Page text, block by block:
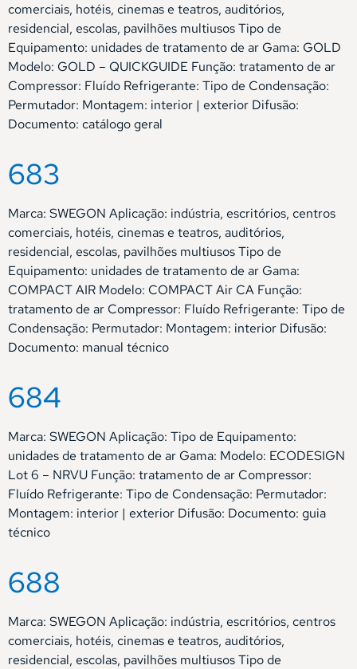
comerciais, hotéis, cinemas e teatros, auditórios,
residencial, escolas, pavilhões multiusos Tipo de
Equipamento: unidades de tratamento de ar Gama: GOLD
Modelo: GOLD – QUICKGUIDE Função: tratamento de ar
Compressor: Fluído Refrigerante: Tipo de Condensação:
Permutador: Montagem: interior | exterior Difusão:
Documento: catálogo geral
683
Marca: SWEGON Aplicação: indústria, escritórios, centros
comerciais, hotéis, cinemas e teatros, auditórios,
residencial, escolas, pavilhões multiusos Tipo de
Equipamento: unidades de tratamento de ar Gama:
COMPACT AIR Modelo: COMPACT Air CA Função:
tratamento de ar Compressor: Fluído Refrigerante: Tipo de
Condensação: Permutador: Montagem: interior Difusão:
Documento: manual técnico
684
Marca: SWEGON Aplicação: Tipo de Equipamento:
unidades de tratamento de ar Gama: Modelo: ECODESIGN
Lot 6 – NRVU Função: tratamento de ar Compressor:
Fluído Refrigerante: Tipo de Condensação: Permutador:
Montagem: interior | exterior Difusão: Documento: guia
técnico
688
Marca: SWEGON Aplicação: indústria, escritórios, centros
comerciais, hotéis, cinemas e teatros, auditórios,
residencial, escolas, pavilhões multiusos Tipo de